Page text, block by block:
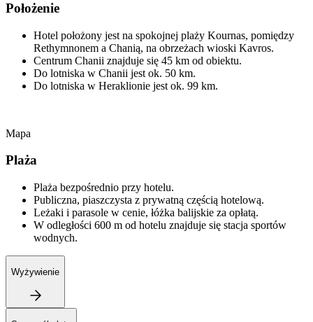
Położenie
Hotel położony jest na spokojnej plaży Kournas, pomiędzy
Rethymnonem a Chanią, na obrzeżach wioski Kavros.
Centrum Chanii znajduje się 45 km od obiektu.
Do lotniska w Chanii jest ok. 50 km.
Do lotniska w Heraklionie jest ok. 99 km.
Mapa
Plaża
Plaża bezpośrednio przy hotelu.
Publiczna, piaszczysta z prywatną częścią hotelową.
Leżaki i parasole w cenie, łóżka balijskie za opłatą.
W odległości 600 m od hotelu znajduje się stacja sportów
wodnych.
Wyżywienie